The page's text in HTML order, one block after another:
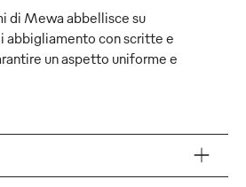
di Mewa abbellisce su
abbigliamento con scritte e
un aspetto uniforme e